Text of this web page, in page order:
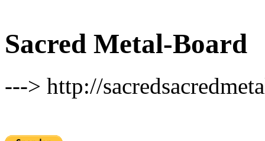
Sacred Metal-Board
---> http://